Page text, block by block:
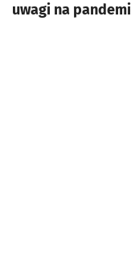
uwagi na